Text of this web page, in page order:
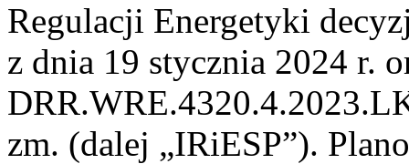
Regulacji Energetyki
z dnia 19 stycznia 2024 r.
zm. (dalej „IRiESP”).